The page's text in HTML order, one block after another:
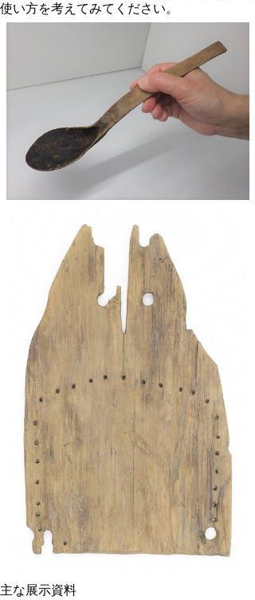
使い方を考えてみてください。
主な展示資料